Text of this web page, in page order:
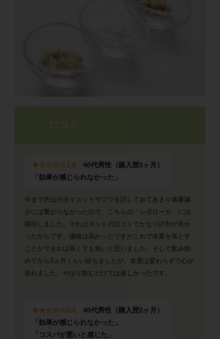
★☆☆☆☆1.0 40代男性（購入歴3ヶ月）
「効果が感じられなかった」
今まで沢山のダイエットサプリを試してみてあまり体重減
少には繋がらなかったので、こちらの「シボローカ」には
期待しました。それはネットの口コミでかなり評判が良か
ったからです。価格は高かったですがこれで体重を落とす
ことができれば高くても良いと思いました。そして飲み始
めてから3ヵ月くらい経ちましたが、体重は変わらずで心が
折れました。やはり飲むだけでは厳しかったです。
★★☆☆☆2.0 40代男性（購入歴2ヶ月）
「効果が感じられなかった」
「コスパが悪いと感じた」